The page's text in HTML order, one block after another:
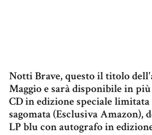
Notti Brave, questo il titolo
Maggio e sarà disponibile in
CD in edizione speciale
sagomata (Esclusiva Amazon),
LP blu con autografo in